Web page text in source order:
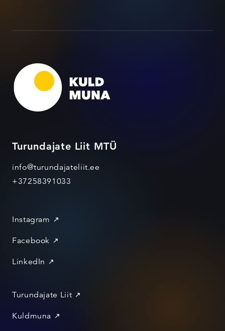
Turundajate Liit MTÜ
info@turundajateliit.ee
+37258391033
Instagram
Facebook
LinkedIn
Turundajate Liit
Kuldmuna